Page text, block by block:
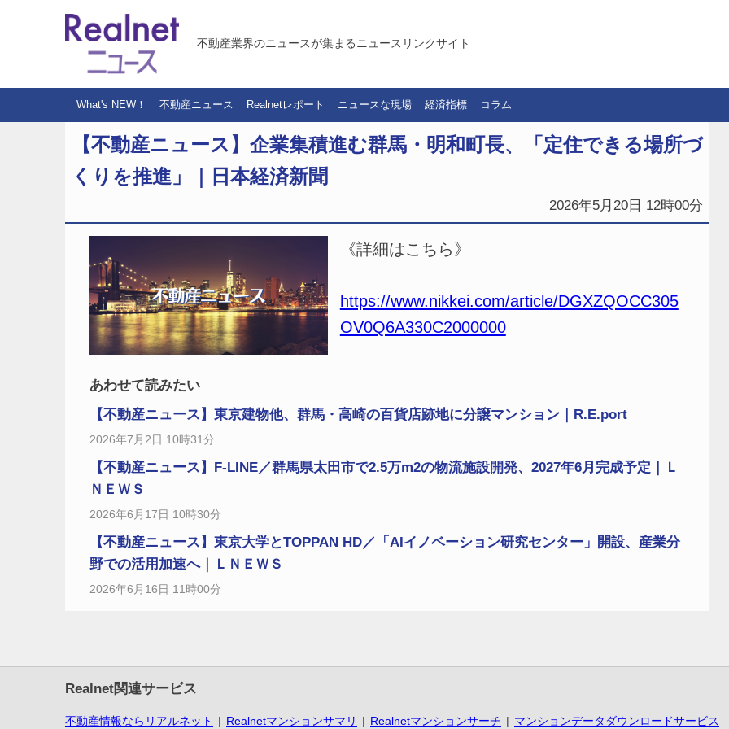
不動産業界のニュースが集まるニュースリンクサイト
What's NEW！ 不動産ニュース Realnetレポート ニュースな現場 経済指標 コラム
【不動産ニュース】企業集積進む群馬・明和町長、「定住できる場所づ
くりを推進」｜日本経済新聞
2026年5月20日 12時00分
《詳細はこちら》
https://www.nikkei.com/article/DGXZQOCC305
OV0Q6A330C2000000
あわせて読みたい
【不動産ニュース】東京建物他、群馬・高崎の百貨店跡地に分譲マンション｜R.E.port
2026年7月2日 10時31分
【不動産ニュース】F-LINE／群馬県太田市で2.5万m2の物流施設開発、2027年6月完成予定｜Ｌ
ＮＥＷＳ
2026年6月17日 10時30分
【不動産ニュース】東京大学とTOPPAN HD／「AIイノベーション研究センター」開設、産業分
野での活用加速へ｜ＬＮＥＷＳ
2026年6月16日 11時00分
Realnet関連サービス
不動産情報ならリアルネット Realnetマンションサマリ Realnetマンションサーチ マンションデータダウンロードサービス